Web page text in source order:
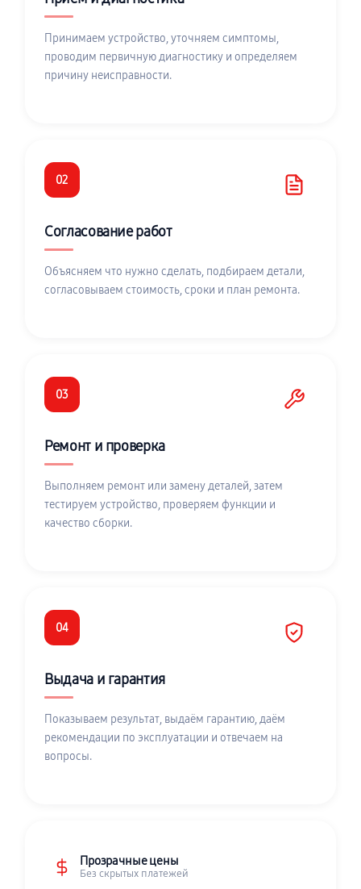
Принимаем устройство, уточняем симптомы,
проводим первичную диагностику и определяем
причину неисправности.
02
Согласование работ
Объясняем что нужно сделать, подбираем детали,
согласовываем стоимость, сроки и план ремонта.
03
Ремонт и проверка
Выполняем ремонт или замену деталей, затем
тестируем устройство, проверяем функции и
качество сборки.
04
Выдача и гарантия
Показываем результат, выдаём гарантию, даём
рекомендации по эксплуатации и отвечаем на
вопросы.
Прозрачные цены
Без скрытых платежей